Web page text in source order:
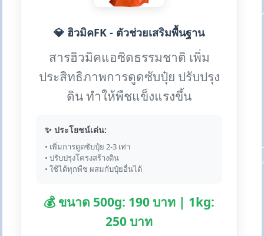
💎 ฮิวมิคFK - ตัวช่วยเสริมพื้นฐาน
สารฮิวมิคแอซิดธรรมชาติ เพิ่ม
ประสิทธิภาพการดูดซับปุ๋ย ปรับปรุง
ดิน ทำให้พืชแข็งแรงขึ้น
✨ ประโยชน์เด่น:
• เพิ่มการดูดซับปุ๋ย 2-3 เท่า
• ปรับปรุงโครงสร้างดิน
• ใช้ได้ทุกพืช ผสมกับปุ๋ยอื่นได้
💰 ขนาด 500g: 190 บาท | 1kg:
250 บาท